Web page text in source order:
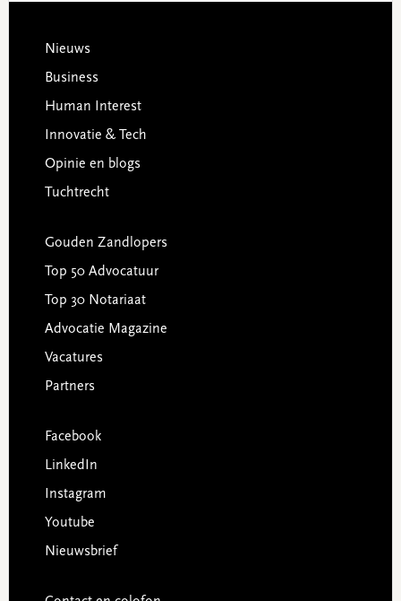
Footer
Nieuws
Business
Human Interest
Innovatie & Tech
Opinie en blogs
Tuchtrecht
Gouden Zandlopers
Top 50 Advocatuur
Top 30 Notariaat
Advocatie Magazine
Vacatures
Partners
Facebook
LinkedIn
Instagram
Youtube
Nieuwsbrief